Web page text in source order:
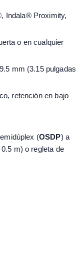
Indala® Proximity,
o en cualquier
mm (3.15 pulgadas
retención en bajo
(OSDP) a
m) o regleta de